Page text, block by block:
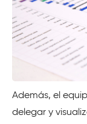
Además, el
delegar y